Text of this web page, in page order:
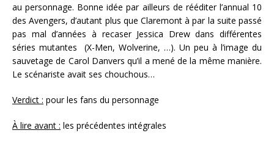
au personnage. Bonne idée par ailleurs de rééditer l’annual 10
des Avengers, d’autant plus que Claremont à par la suite passé
pas mal d’années à recaser Jessica Drew dans différentes
séries mutantes (X-Men, Wolverine, …). Un peu à l’image du
sauvetage de Carol Danvers qu’il a mené de la même manière.
Le scénariste avait ses chouchous…
Verdict : pour les fans du personnage
À lire avant : les précédentes intégrales